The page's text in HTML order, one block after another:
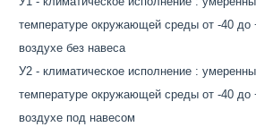
температуре окружающей среды от -40 до
воздухе без навеса
У2 - климатическое исполнение :
температуре окружающей среды от -40 до
воздухе под навесом